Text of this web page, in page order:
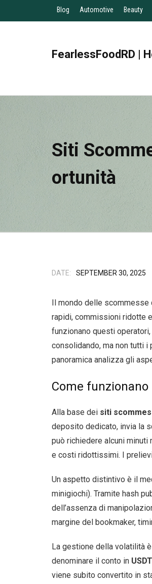
Blog Automotive Beauty
FearlessFoodRD |
Siti
Ortunità
DATE: SEPTEMBER 30, 2025
Il mondo delle scommesse
rapidi, commissioni ridotte
funzionano questi
consolidando, ma non tutti
panoramica analizza gli
Come
Alla base dei siti
deposito dedicato, invia la
può richiedere alcuni
e costi ridottissimi. I
Un aspetto distintivo è il
minigiochi). Tramite hash
dell’assenza di
margine del bookmaker,
La gestione della volatilità
denominare il conto in
viene subito convertito in